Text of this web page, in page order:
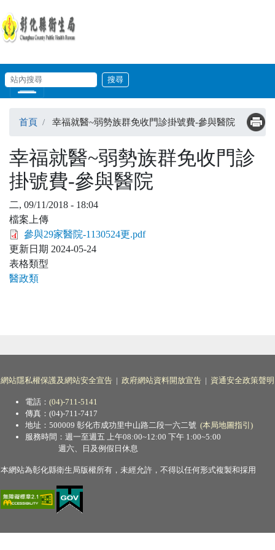
站內搜尋
輸入關鍵字
首頁 幸福就醫~弱勢族群免收門診掛號費-參與醫院
幸福就醫~弱勢族群免收門診
掛號費-參與醫院
二, 09/11/2018 - 18:04
檔案上傳
參與29家醫院-1130524更.pdf
更新日期 2024-05-24
表格類型
醫政類
網站隱私權保護及網站安全宣告 | 政府網站資料開放宣告 | 資通安全政策聲明
電話： (04)-711-5141
傳真：(04)-711-7417
地址：500009 彰化市成功里中山路二段一六二號 (本局地圖指引)
服務時間：週一至週五 上午08:00~12:00 下午 1:00~5:00
週六、日及例假日休息
本網站為彰化縣衛生局版權所有，未經允許，不得以任何形式複製和採用